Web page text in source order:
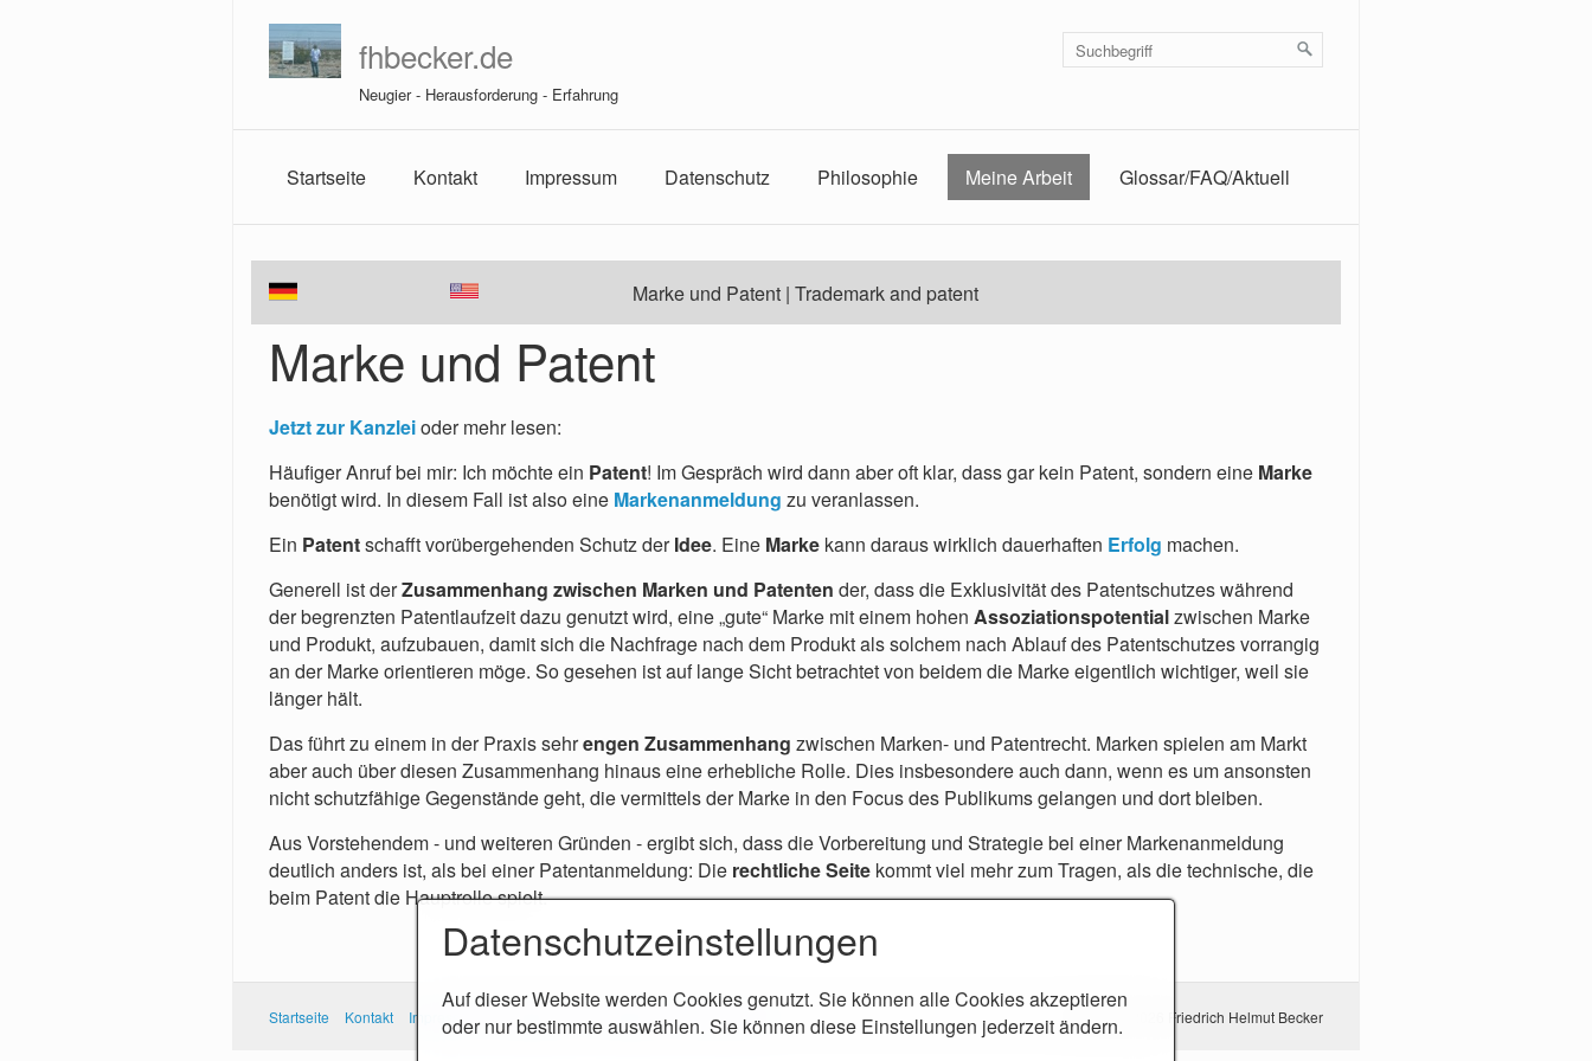
fhbecker.de
Neugier - Herausforderung - Erfahrung
Startseite Kontakt Impressum Datenschutz Philosophie Meine Arbeit Glossar/FAQ/Aktuell
Marke und Patent | Trademark and patent
Marke und Patent
Jetzt zur Kanzleioder mehr lesen:
Häufiger Anruf bei mir: Ich möchte ein Patent! Im Gespräch wird dann aber oft klar, dass gar kein Patent, sondern eine Marke
benötigt wird. In diesem Fall ist also eine Markenanmeldung zu veranlassen.
Ein Patentschafft vorübergehenden Schutz derIdee. Eine Marke kann daraus wirklich dauerhaften Erfolg machen.
Generell ist derZusammenhang zwischen Marken und Patenten der, dass die Exklusivität des Patentschutzes während
der begrenzten Patentlaufzeit dazu genutzt wird, eine „gute“ Marke mit einem hohen Assoziationspotentialzwischen Marke
und Produkt, aufzubauen, damit sich die Nachfrage nach dem Produkt als solchem nach Ablauf des Patentschutzes vorrangig
an der Marke orientieren möge. So gesehen ist auf lange Sicht betrachtet von beidem die Marke eigentlich wichtiger, weil sie
länger hält.
Das führt zu einem in der Praxis sehrengen Zusammenhang zwischen Marken- und Patentrecht. Marken spielen am Markt
aber auch über diesen Zusammenhang hinaus eine erhebliche Rolle. Dies insbesondere auch dann, wenn es um ansonsten
nicht schutzfähige Gegenstände geht, die vermittels der Marke in den Focus des Publikums gelangen und dort bleiben.
Aus Vorstehendem - und weiteren Gründen - ergibt sich, dass die Vorbereitung und Strategie bei einer Markenanmeldung
deutlich anders ist, als bei einer Patentanmeldung: Die rechtliche Seite kommt viel mehr zum Tragen, als die technische, die
beim Patent die Hauptrolle spielt.
Startseite Kontakt Impressum Datenschutz Philosophie Meine Arbeit © 2018 - 2026 Friedrich Helmut Becker
Datenschutzeinstellungen
Auf dieser Website werden Cookies genutzt. Sie können alle Cookies akzeptieren
oder nur bestimmte auswählen. Sie können diese Einstellungen jederzeit ändern.